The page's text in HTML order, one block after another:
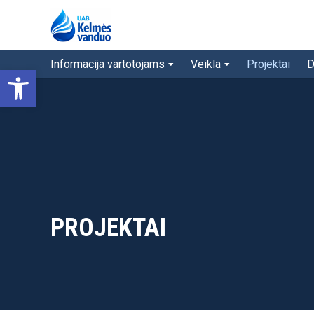
Open toolbarInformacija vartotojams Veikla Projektai
PROJEKTAI